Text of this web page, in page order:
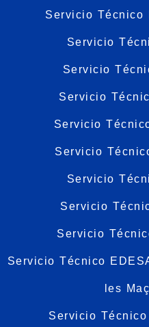
Servicio Técnico
Servicio
Servicio
Servicio
Servicio
Servicio
Servicio
Servicio
Servicio
Servicio Técnico
les
Servicio